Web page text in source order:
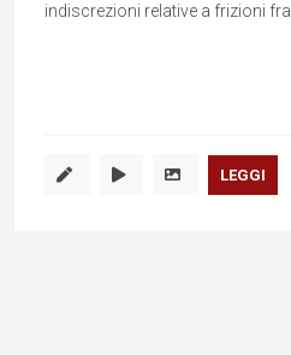
indiscrezioni relative a frizioni fra
LEGGI